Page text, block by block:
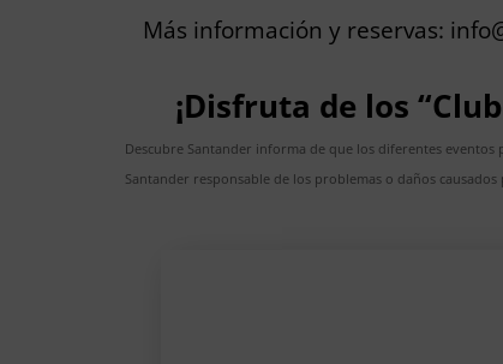
Más información y reservas:
¡Disfruta de los
Descubre Santander informa de que los diferentes
Santander responsable de los problemas o daños